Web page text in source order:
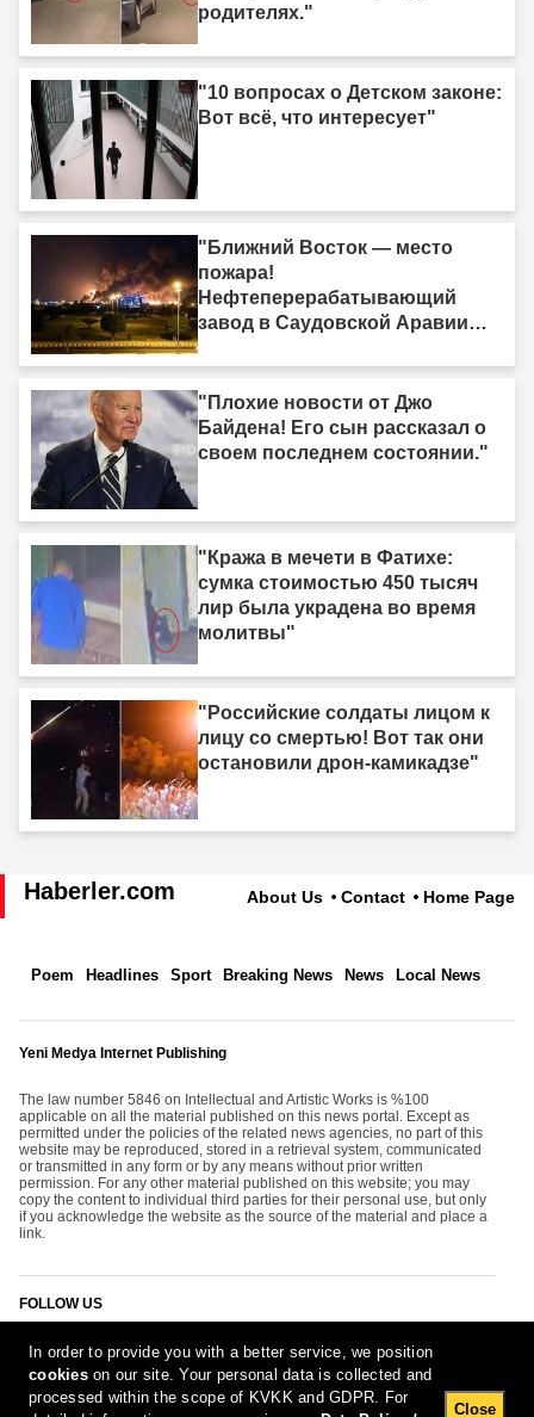
родителях."
"10 вопросах о Детском законе:
Вот всё, что интересует"
"Ближний Восток — место
пожара!
Нефтеперерабатывающий
завод в Саудовской Аравии
"Плохие новости от Джо
Байдена! Его сын рассказал о
своем последнем состоянии."
"Кража в мечети в Фатихе:
сумка стоимостью 450 тысяч
лир была украдена во время
молитвы"
"Российские солдаты лицом к
лицу со смертью! Вот так они
остановили дрон-камикадзе"
Haberler.com About Us Contact Home Page
Poem Headlines Sport Breaking News News Local News
Yeni Medya Internet Publishing
The law number 5846 on Intellectual and Artistic Works is %100
applicable on all the material published on this news portal. Except as
permitted under the policies of the related news agencies, no part of this
website may be reproduced, stored in a retrieval system, communicated
or transmitted in any form or by any means without prior written
permission. For any other material published on this website; you may
copy the content to individual third parties for their personal use, but only
if you acknowledge the website as the source of the material and place a
link.
FOLLOW US
In order to provide you with a better service, we position
cookieson our site. Your personal data is collected and
processed within the scope of KVKK and GDPR. For
Close